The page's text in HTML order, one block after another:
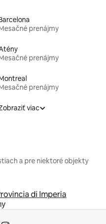
prenájmy
prenájmy
prenájmy
viac
a pre niektoré objekty
di Imperia